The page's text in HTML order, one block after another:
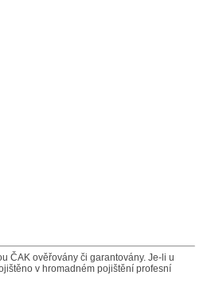
ČAK ověřovány či garantovány. Je-li u
v hromadném pojištění profesní